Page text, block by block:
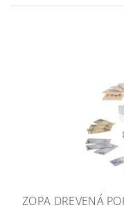
ZOPA DREVENÁ